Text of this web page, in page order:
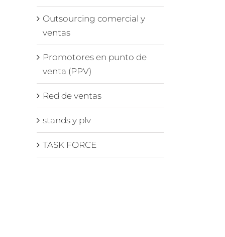
Outsourcing comercial y
ventas
Promotores en punto de
venta (PPV)
Red de ventas
stands y plv
TASK FORCE